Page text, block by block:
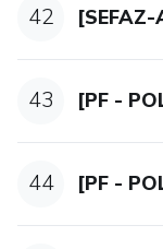
42
43 [PF -
44 [PF -